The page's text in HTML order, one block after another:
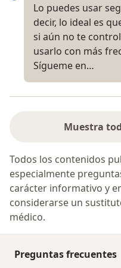
Lo puedes usar
decir, lo ideal es
si aún no te
usarlo con más
Sígueme en…
Muestra
Todos los contenidos
especialmente
carácter informativo y
considerarse un
médico.
Preguntas frecuentes